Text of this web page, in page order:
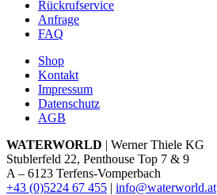
Rückrufservice
Anfrage
FAQ
Shop
Kontakt
Impressum
Datenschutz
AGB
WATERWORLD | Werner Thiele KG
Stublerfeld 22, Penthouse Top 7 & 9
A – 6123 Terfens-Vomperbach
+43 (0)5224 67 455 | info@waterworld.at